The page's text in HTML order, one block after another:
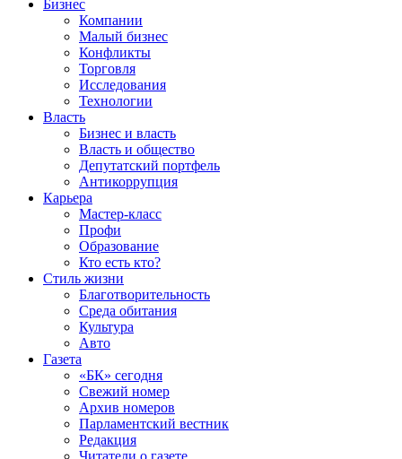
Бизнес
Компании
Малый бизнес
Конфликты
Торговля
Исследования
Технологии
Власть
Бизнес и власть
Власть и общество
Депутатский портфель
Антикоррупция
Карьера
Мастер-класс
Профи
Образование
Кто есть кто?
Стиль жизни
Благотворительность
Среда обитания
Культура
Авто
Газета
«БК» сегодня
Свежий номер
Архив номеров
Парламентский вестник
Редакция
Читатели о газете